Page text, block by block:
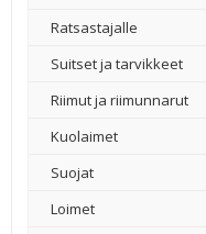
Ratsastajalle
Suitset ja tarvikkeet
Riimut ja riimunnarut
Kuolaimet
Suojat
Loimet